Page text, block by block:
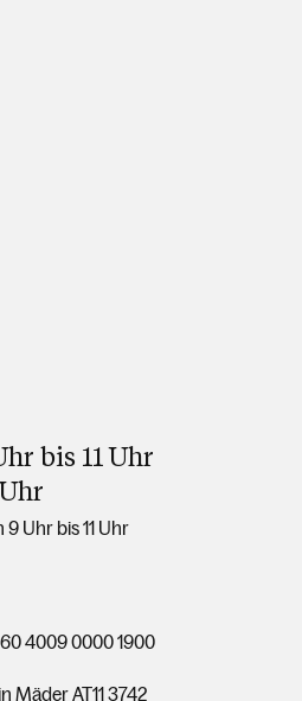
bis 11 Uhr
Uhr bis 11 Uhr
4009 0000 1900
Mäder AT11 3742